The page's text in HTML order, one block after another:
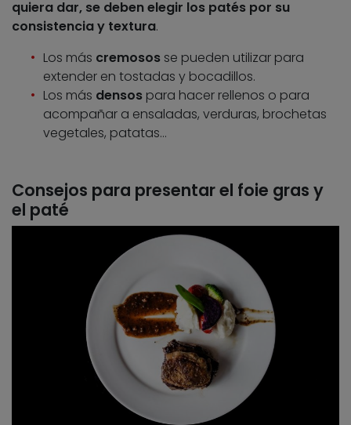
quiera dar, se deben elegir los patés por su
consistencia y textura.
Los más cremosos se pueden utilizar para
extender en tostadas y bocadillos.
Los más densos para hacer rellenos o para
acompañar a ensaladas, verduras, brochetas
vegetales, patatas…
Consejos para presentar el foie gras y
el paté